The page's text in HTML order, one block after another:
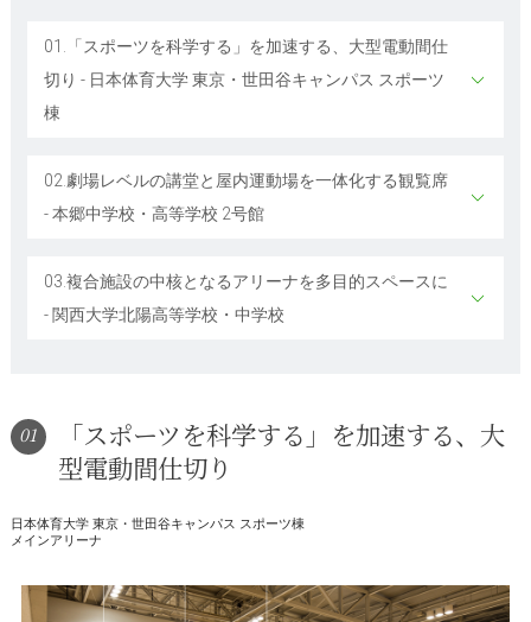
01.「スポーツを科学する」を加速する、大型電動間仕
切り - 日本体育大学 東京・世田谷キャンパス スポーツ
棟
02.劇場レベルの講堂と屋内運動場を一体化する観覧席
- 本郷中学校・高等学校 2号館
03.複合施設の中核となるアリーナを多目的スペースに
- 関西大学北陽高等学校・中学校
01
「スポーツを科学する」を加速する、大
型電動間仕切り
日本体育大学 東京・世田谷キャンパス スポーツ棟
メインアリーナ